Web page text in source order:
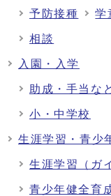
予防接種 学
相談
入園・入学
助成・手当な
小・中学校
生涯学習・青少
生涯学習（ガ
青少年健全育